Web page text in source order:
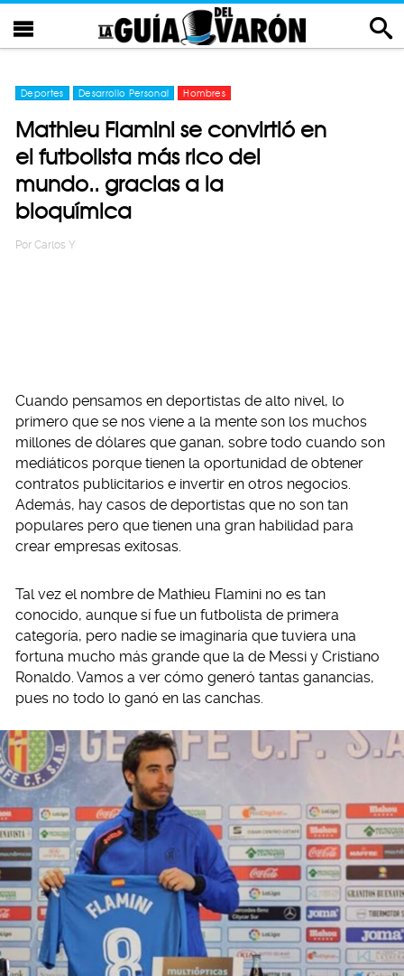
Deportes Desarrollo Personal Hombres
Mathieu Flamini se convirtió en
el futbolista más rico del
mundo.. gracias a la
bioquímica
Por Carlos Y
Cuando pensamos en deportistas de alto nivel, lo
primero que se nos viene a la mente son los muchos
millones de dólares que ganan, sobre todo cuando son
mediáticos porque tienen la oportunidad de obtener
contratos publicitarios e invertir en otros negocios.
Además, hay casos de deportistas que no son tan
populares pero que tienen una gran habilidad para
crear empresas exitosas.
Tal vez el nombre de Mathieu Flamini no es tan
conocido, aunque sí fue un futbolista de primera
categoría, pero nadie se imaginaría que tuviera una
fortuna mucho más grande que la de Messi y Cristiano
Ronaldo. Vamos a ver cómo generó tantas ganancias,
pues no todo lo ganó en las canchas.